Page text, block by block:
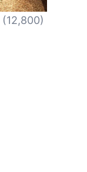
(12,800)